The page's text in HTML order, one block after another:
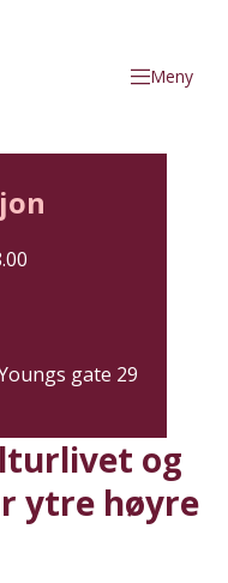
Meny
gate 29
og
ytre høyre